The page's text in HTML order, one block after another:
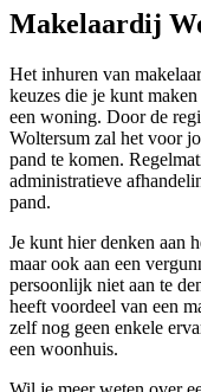
Makelaardij
Het inhuren van
keuzes die je kunt
een woning. Door de
Woltersum zal het voor
pand te komen.
administratieve
pand.
Je kunt hier denken aan
maar ook aan een
persoonlijk niet aan te
heeft voordeel van een
zelf nog geen enkele
een woonhuis.